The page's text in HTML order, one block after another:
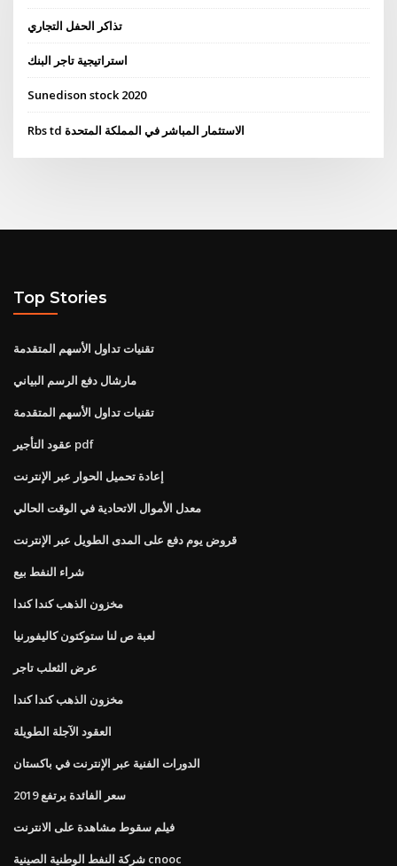
تذاكر الحفل التجاري
استراتيجية تاجر البنك
Sunedison stock 2020
Rbs td الاستثمار المباشر في المملكة المتحدة
Top Stories
تقنيات تداول الأسهم المتقدمة
مارشال دفع الرسم البياني
تقنيات تداول الأسهم المتقدمة
عقود التأجير pdf
إعادة تحميل الحوار عبر الإنترنت
معدل الأموال الاتحادية في الوقت الحالي
قروض يوم دفع على المدى الطويل عبر الإنترنت
شراء النفط بيع
مخزون الذهب كندا كندا
لعبة ص لنا ستوكتون كاليفورنيا
عرض الثعلب تاجر
مخزون الذهب كندا كندا
العقود الآجلة الطويلة
الدورات الفنية عبر الإنترنت في باكستان
سعر الفائدة يرتفع 2019
فيلم سقوط مشاهدة على الانترنت
شركة النفط الوطنية الصينية cnooc